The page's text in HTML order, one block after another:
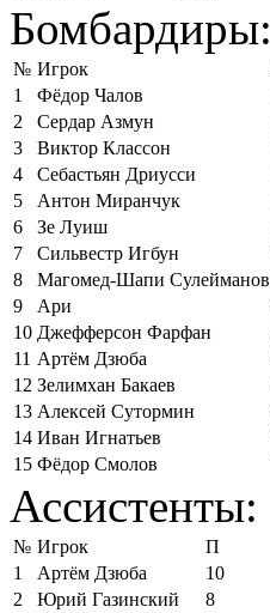
Бомбардиры:
№ Игрок
1
Фёдор Чалов
2
Сердар Азмун
3
Виктор Классон
4
Себастьян Дриусси
5
Антон Миранчук
6
Зе Луиш
7
Сильвестр Игбун
8
Магомед-Шапи Сулейманов
9
Ари
10 Джефферсон Фарфан
11 Артём Дзюба
12 Зелимхан Бакаев
13 Алексей Сутормин
14 Иван Игнатьев
15 Фёдор Смолов
Ассистенты:
№ Игрок
П
1
Артём Дзюба
10
2
Юрий Газинский
8